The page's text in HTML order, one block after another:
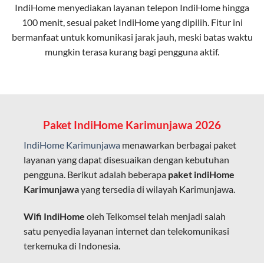
elektromagnetik, sehingga koneksi tetap lancar.
Latensi Rendah
Cocok untuk aktivitas yang membutuhkan koneksi
Mampu menangani banyak perangkat sekaligus tanpa
Dengan teknologi ini, IndiHome memberikan pengalaman
internet yang lebih baik bagi pengguna untuk bekerja,
belajar, dan hiburan di rumah.
layanan internet yang disediakan menggunakan jaringan
fiber optic dapat dikoneksikan melalui perangkat router
WiFi.
IndiHome menyediakan layanan telepon IndiHome hingga
100 menit, sesuai paket IndiHome yang dipilih. Fitur ini
bermanfaat untuk komunikasi jarak jauh, meski batas waktu
mungkin terasa kurang bagi pengguna aktif.
Paket IndiHome Karimunjawa 2026
IndiHome Karimunjawa menawarkan berbagai paket
layanan yang dapat disesuaikan dengan kebutuhan
pengguna. Berikut adalah beberapa paket indiHome
Karimunjawayang tersedia di wilayah Karimunjawa.
Wifi IndiHome oleh Telkomsel telah menjadi salah
satu penyedia layanan internet dan telekomunikasi
terkemuka di Indonesia.